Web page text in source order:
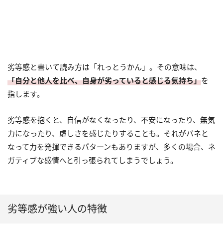
劣等感と書いて読み方は「れっとうかん」。その意味は、
「自分と他人を比べ、自身が劣っていると感じる気持ち」を
指します。
劣等感を抱くと、自信がなくなったり、不安になったり、無気
力になったり、虚しさを感じたりすることも。それがバネと
なって力を発揮できるパターンもありますが、多くの場合、ネ
ガティブな感情へと引っ張られてしまうでしょう。
劣等感が強い人の特徴